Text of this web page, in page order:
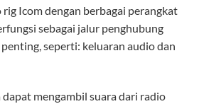
Icom dengan berbagai perangkat
sebagai jalur penghubung
seperti: keluaran audio dan
dapat mengambil suara dari radio